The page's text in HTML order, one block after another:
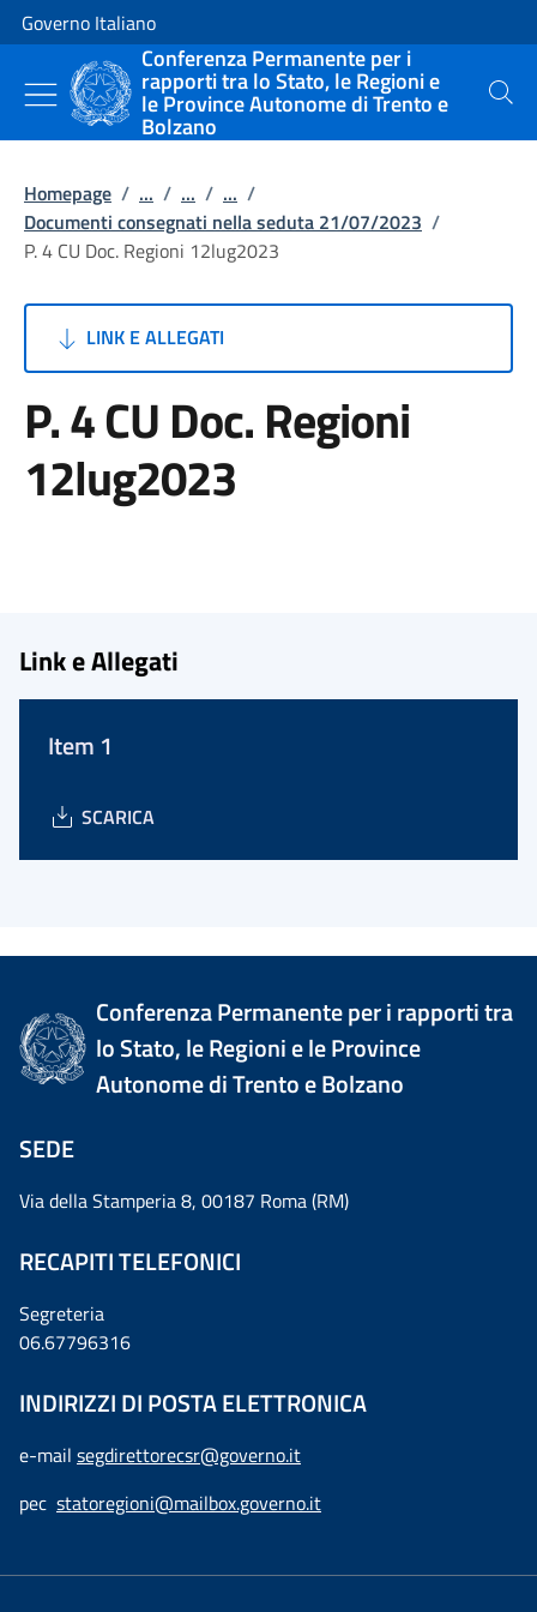
Vai al contenuto
Vai alla navigazione del sito
Governo Italiano
Conferenza Permanente per i
rapporti tra lo Stato, le Regioni e
le Province Autonome di Trento e
Bolzano
Cerca
Homepage / ... / ... / ... /
Documenti consegnati nella seduta 21/07/2023 /
P. 4 CU Doc. Regioni 12lug2023
LINK E ALLEGATI
P. 4 CU Doc. Regioni
12lug2023
Link e Allegati
Item 1
SCARICA
Conferenza Permanente per i rapporti tra
lo Stato, le Regioni e le Province
Autonome di Trento e Bolzano
SEDE
Via della Stamperia 8, 00187 Roma (RM)
RECAPITI TELEFONICI
Segreteria
06.67796316
INDIRIZZI DI POSTA ELETTRONICA
e-mail segdirettorecsr@governo.it
pec statoregioni@mailbox.governo.it